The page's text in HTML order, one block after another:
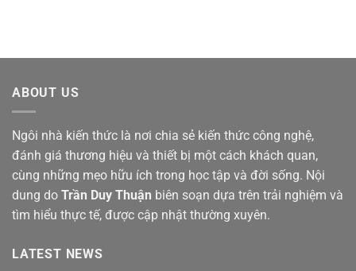
ABOUT US
Ngôi nhà kiến thức là nơi chia sẻ kiến thức công nghệ,
đánh giá thương hiệu và thiết bị một cách khách quan,
cùng những mẹo hữu ích trong học tập và đời sống. Nội
dung do Trần Duy Thuận biên soạn dựa trên trải nghiệm và
tìm hiểu thực tế, được cập nhật thường xuyên.
LATEST NEWS